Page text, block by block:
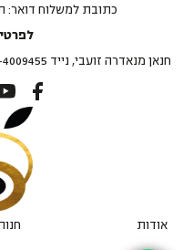
כתובת למשלוח דואר: ת.ד. 5134 תל אביב
חנאן מנאדרה זועבי, נייד 050-4009455 , דני בן שמחון, נייד 050-4330039
אודות